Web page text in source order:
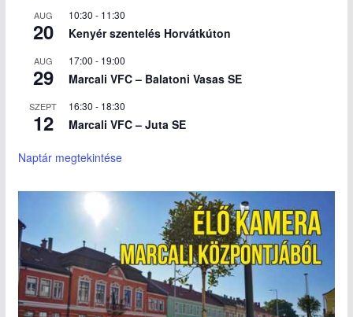
AUG
20
10:30 - 11:30
Kenyér szentelés Horvátkúton
AUG
29
17:00 - 19:00
Marcali VFC – Balatoni Vasas SE
SZEPT
12
16:30 - 18:30
Marcali VFC – Juta SE
Naptár megtekintése